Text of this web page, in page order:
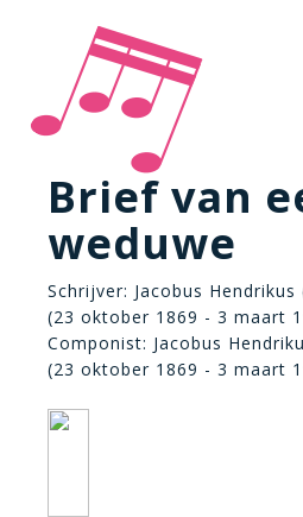
Brief van
weduwe
Schrijver: Jacobus
(23 oktober 1869 - 3 maart
Componist: Jacobus
(23 oktober 1869 - 3 maart